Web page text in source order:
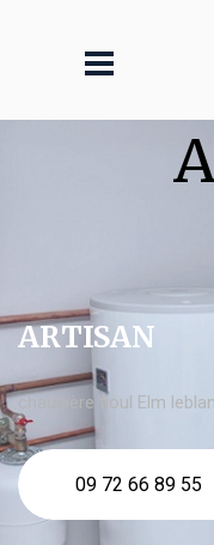
ARTISAN
chaudière fioul Elm
09 72 66 89 55